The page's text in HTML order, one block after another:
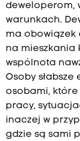
deweloperom,
warunkach.
ma obowiązek
na mieszkania
wspólnota
Osoby
osobami,
pracy,
inaczej w
gdzie są sami